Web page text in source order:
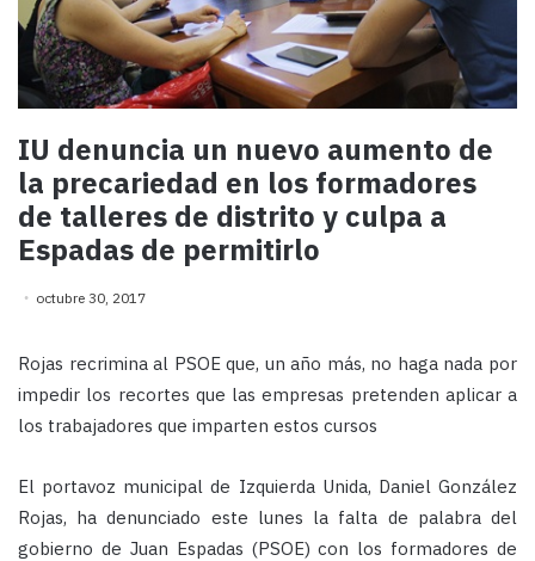
IU denuncia un nuevo aumento de
la precariedad en los formadores
de talleres de distrito y culpa a
Espadas de permitirlo
octubre 30, 2017
Rojas recrimina al PSOE que, un año más, no haga nada por
impedir los recortes que las empresas pretenden aplicar a
los trabajadores que imparten estos cursos
El portavoz municipal de Izquierda Unida, Daniel González
Rojas, ha denunciado este lunes la falta de palabra del
gobierno de Juan Espadas (PSOE) con los formadores de